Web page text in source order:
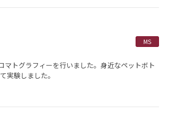
MS
トグラフィーを行いました。身近なペットボト
実験しました。